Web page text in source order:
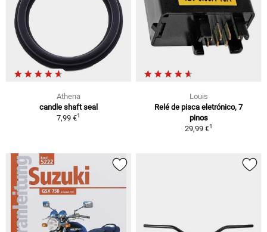
Athena
candle shaft seal
7,99 €1
Louis
Relé de pisca eletrónico, 7
pinos
29,99 €1